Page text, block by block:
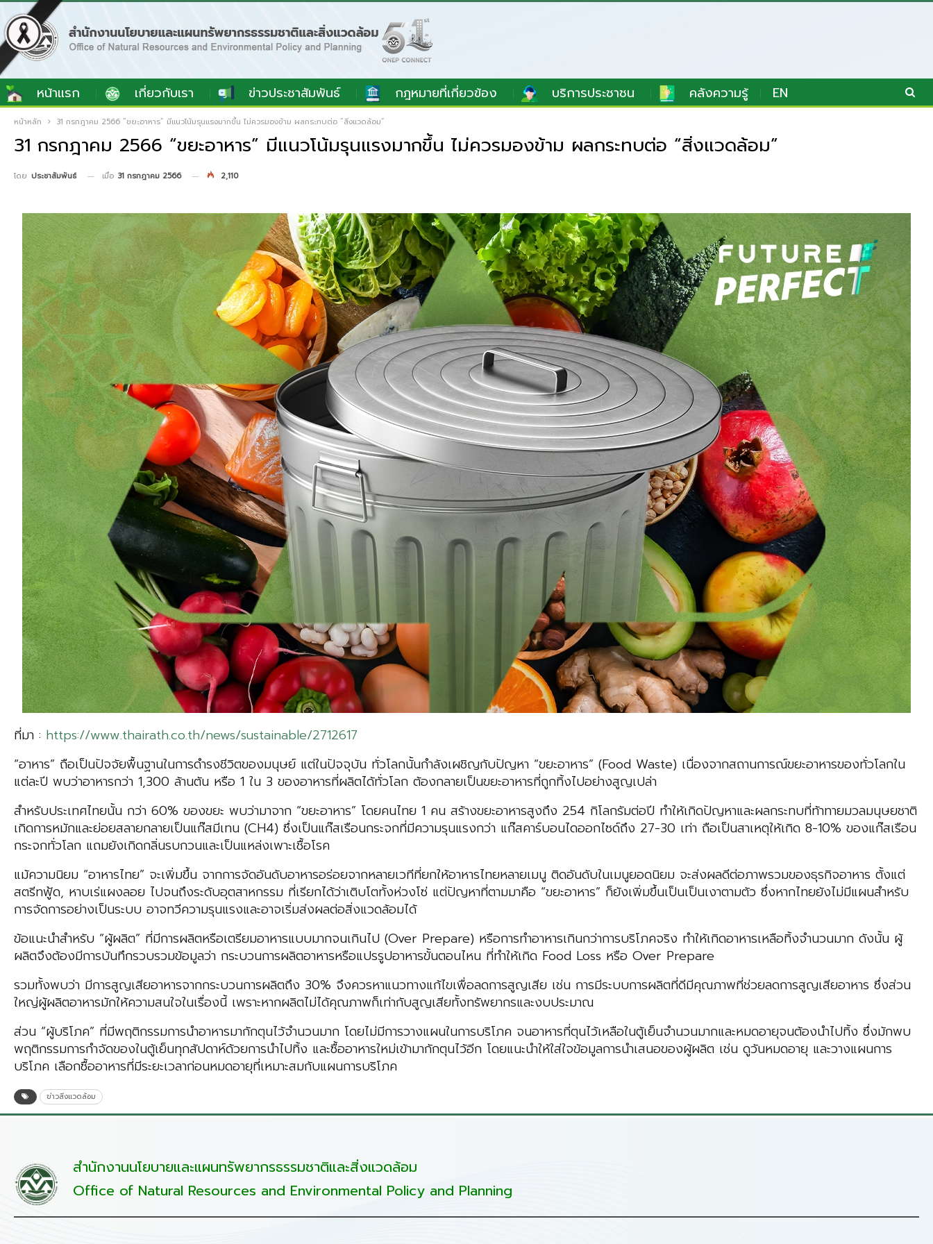
หน้าแรก เกี่ยวกับเรา ข่าวประชาสัมพันธ์ กฎหมายที่เกี่ยวข้อง บริการประชาชน คลังความรู้ EN
หน้าหลัก 31 กรกฎาคม 2566 “ขยะอาหาร” มีแนวโน้มรุนแรงมากขึ้น ไม่ควรมองข้าม ผลกระทบต่อ “สิ่งแวดล้อม”
31 กรกฎาคม 2566 “ขยะอาหาร” มีแนวโน้มรุนแรงมากขึ้น ไม่ควรมองข้าม ผลกระทบต่อ “สิ่งแวดล้อม”
โดย ประชาสัมพันธ์ เมื่อ 31 กรกฎาคม 2566 2,110
ที่มา : https://www.thairath.co.th/news/sustainable/2712617
“อาหาร” ถือเป็นปัจจัยพื้นฐานในการดำรงชีวิตของมนุษย์ แต่ในปัจจุบัน ทั่วโลกนั้นกำลังเผชิญกับปัญหา “ขยะอาหาร” (Food Waste) เนื่องจากสถานการณ์ขยะอาหารของทั่วโลกใน
แต่ละปี พบว่าอาหารกว่า 1,300 ล้านตัน หรือ 1 ใน 3 ของอาหารที่ผลิตได้ทั่วโลก ต้องกลายเป็นขยะอาหารที่ถูกทิ้งไปอย่างสูญเปล่า
สำหรับประเทศไทยนั้น กว่า 60% ของขยะ พบว่ามาจาก “ขยะอาหาร” โดยคนไทย 1 คน สร้างขยะอาหารสูงถึง 254 กิโลกรัมต่อปี ทำให้เกิดปัญหาและผลกระทบที่ท้าทายมวลมนุษยชาติ
เกิดการหมักและย่อยสลายกลายเป็นแก๊สมีเทน (CH4) ซึ่งเป็นแก๊สเรือนกระจกที่มีความรุนแรงกว่า แก๊สคาร์บอนไดออกไซด์ถึง 27-30 เท่า ถือเป็นสาเหตุให้เกิด 8-10% ของแก๊สเรือน
กระจกทั่วโลก แถมยังเกิดกลิ่นรบกวนและเป็นแหล่งเพาะเชื้อโรค
แม้ความนิยม “อาหารไทย” จะเพิ่มขึ้น จากการจัดอันดับอาหารอร่อยจากหลายเวทีที่ยกให้อาหารไทยหลายเมนู ติดอันดับในเมนูยอดนิยม จะส่งผลดีต่อภาพรวมของธุรกิจอาหาร ตั้งแต่
สตรีทฟู้ด, หาบเร่แผงลอย ไปจนถึงระดับอุตสาหกรรม ที่เรียกได้ว่าเติบโตทั้งห่วงโซ่ แต่ปัญหาที่ตามมาคือ “ขยะอาหาร” ก็ยังเพิ่มขึ้นเป็นเป็นเงาตามตัว ซึ่งหากไทยยังไม่มีแผนสำหรับ
การจัดการอย่างเป็นระบบ อาจทวีความรุนแรงและอาจเริ่มส่งผลต่อสิ่งแวดล้อมได้
ข้อแนะนำสำหรับ “ผู้ผลิต” ที่มีการผลิตหรือเตรียมอาหารแบบมากจนเกินไป (Over Prepare) หรือการทำอาหารเกินกว่าการบริโภคจริง ทำให้เกิดอาหารเหลือทิ้งจำนวนมาก ดังนั้น ผู้
ผลิตจึงต้องมีการบันทึกรวบรวมข้อมูลว่า กระบวนการผลิตอาหารหรือแปรรูปอาหารขั้นตอนไหน ที่ทำให้เกิด Food Loss หรือ Over Prepare
รวมทั้งพบว่า มีการสูญเสียอาหารจากกระบวนการผลิตถึง 30% จึงควรหาแนวทางแก้ไขเพื่อลดการสูญเสีย เช่น การมีระบบการผลิตที่ดีมีคุณภาพที่ช่วยลดการสูญเสียอาหาร ซึ่งส่วน
ใหญ่ผู้ผลิตอาหารมักให้ความสนใจในเรื่องนี้ เพราะหากผลิตไม่ได้คุณภาพก็เท่ากับสูญเสียทั้งทรัพยากรและงบประมาณ
ส่วน “ผู้บริโภค” ที่มีพฤติกรรมการนำอาหารมากักตุนไว้จำนวนมาก โดยไม่มีการวางแผนในการบริโภค จนอาหารที่ตุนไว้เหลือในตู้เย็นจำนวนมากและหมดอายุจนต้องนำไปทิ้ง ซึ่งมักพบ
พฤติกรรมการกำจัดของในตู้เย็นทุกสัปดาห์ด้วยการนำไปทิ้ง และซื้ออาหารใหม่เข้ามากักตุนไว้อีก โดยแนะนำให้ใส่ใจข้อมูลการนำเสนอของผู้ผลิต เช่น ดูวันหมดอายุ และวางแผนการ
บริโภค เลือกซื้ออาหารที่มีระยะเวลาก่อนหมดอายุที่เหมาะสมกับแผนการบริโภค
ข่าวสิ่งแวดล้อม
สำนักงานนโยบายและแผนทรัพยากรธรรมชาติและสิ่งแวดล้อม
Office of Natural Resources and Environmental Policy and Planning